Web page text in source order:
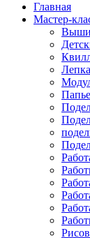
Главная
Мастер-
Лепка